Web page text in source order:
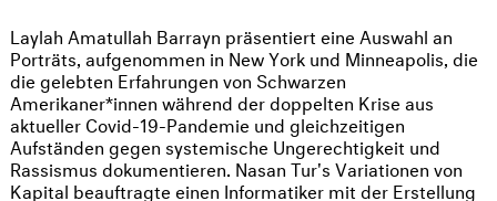
Laylah Amatullah Barrayn präsentiert eine Auswahl an
Porträts, aufgenommen in New York und Minneapolis, die
die gelebten Erfahrungen von Schwarzen
Amerikaner*innen während der doppelten Krise aus
aktueller Covid-19-Pandemie und gleichzeitigen
Aufständen gegen systemische Ungerechtigkeit und
Rassismus dokumentieren. Nasan Tur's Variationen von
Kapital beauftragte einen Informatiker mit der Erstellung